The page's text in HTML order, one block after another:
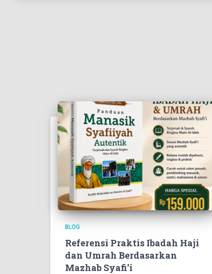
BLOG
Referensi Praktis Ibadah Haji
dan Umrah Berdasarkan
Mazhab Syafi’i